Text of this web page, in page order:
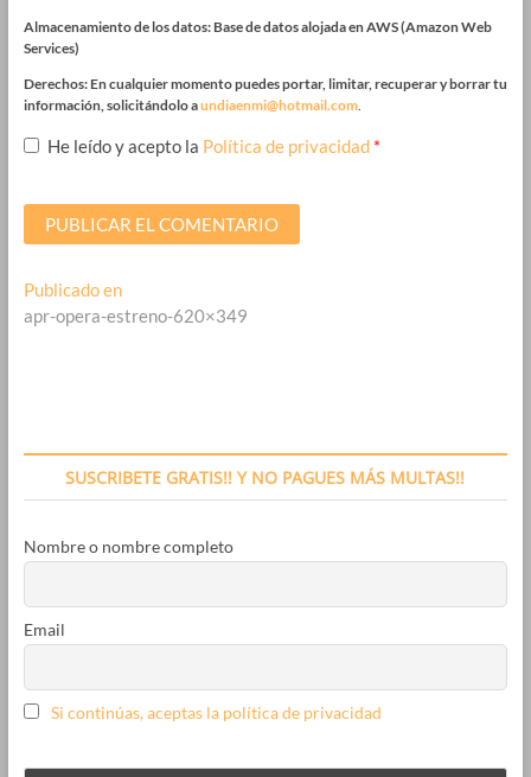
Almacenamiento de los datos: Base de datos alojada en AWS (Amazon Web
Services)
Derechos: En cualquier momento puedes portar, limitar, recuperar y borrar tu
información, solicitándolo aundiaenmi@hotmail.com.
He leído y acepto la Política de privacidad *
Navegación
de
Publicado en
apr-opera-estreno-620×349
SUSCRIBETE GRATIS!! Y NO PAGUES MÁS MULTAS!!
Nombre o nombre completo
Email
Si continúas, aceptas la política de privacidad